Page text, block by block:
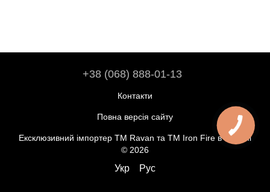
+38 (068) 888-01-13
Контакти
Повна версія сайту
Ексклюзивний імпортер ТМ Ravan та ТМ Iron Fire в Україні
© 2026
Укр Рус